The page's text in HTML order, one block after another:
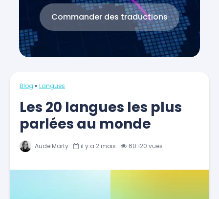
Commander des traductions
Blog » Langues
Les 20 langues les plus
parlées au monde
Aude Marty il y a 2 mois 60 120 vues